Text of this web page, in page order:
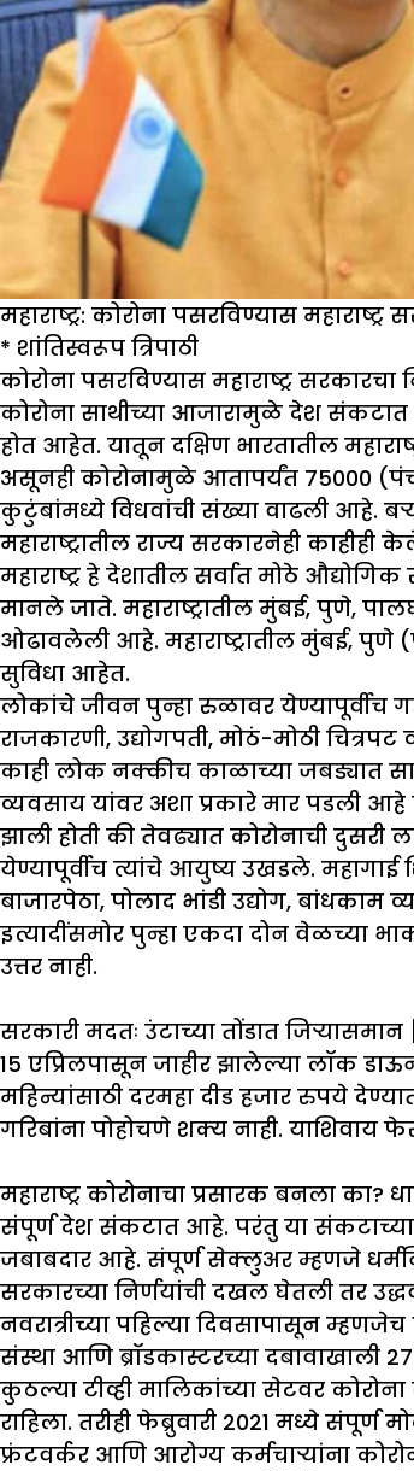
महाराष्ट्र: कोरोना पसरविण्यास
* शांतिस्वरूप त्रिपाठी
कोरोना पसरविण्यास महाराष्ट्र सरकारचा
कोरोना साथीच्या आजारामुळे देश
होत आहेत. यातून दक्षिण भारतातील
असूनही कोरोनामुळे आतापर्यंत 75000
कुटुंबांमध्ये विधवांची संख्या वाढली आहे.
महाराष्ट्रातील राज्य सरकारनेही काहीही
महाराष्ट्र हे देशातील सर्वात मोठे
मानले जाते. महाराष्ट्रातील मुंबई, पुणे,
ओढावलेली आहे. महाराष्ट्रातील मुंबई,
सुविधा आहेत.
लोकांचे जीवन पुन्हा रुळावर येण्यापूर्वीच
राजकारणी, उद्योगपती, मोठं-मोठी
काही लोक नक्कीच काळाच्या जबड्यात
व्यवसाय यांवर अशा प्रकारे मार पडली
झाली होती की तेवढ्यात कोरोनाची
येण्यापूर्वीच त्यांचे आयुष्य उखडले. महागाई
बाजारपेठा, पोलाद भांडी उद्योग,
इत्यादींसमोर पुन्हा एकदा दोन वेळच्या
उत्तर नाही.
सरकारी मदतः उंटाच्या तोंडात जिऱ्यासमान
15 एप्रिलपासून जाहीर झालेल्या लॉक
महिन्यांसाठी दरमहा दीड हजार रुपये
गरिबांना पोहोचणे शक्य नाही. याशिवाय
महाराष्ट्र कोरोनाचा प्रसारक बनला का?
संपूर्ण देश संकटात आहे. परंतु या संकटाच्या
जबाबदार आहे. संपूर्ण सेक्लुअर म्हणजे
सरकारच्या निर्णयांची दखल घेतली तर
नवरात्रीच्या पहिल्या दिवसापासून
संस्था आणि ब्रॉडकास्टरच्या दबावाखाली
कुठल्या टीव्ही मालिकांच्या सेटवर
राहिला. तरीही फेब्रुवारी 2021 मध्ये
फ्रंटवर्कर आणि आरोग्य कर्मचार्‍यांना